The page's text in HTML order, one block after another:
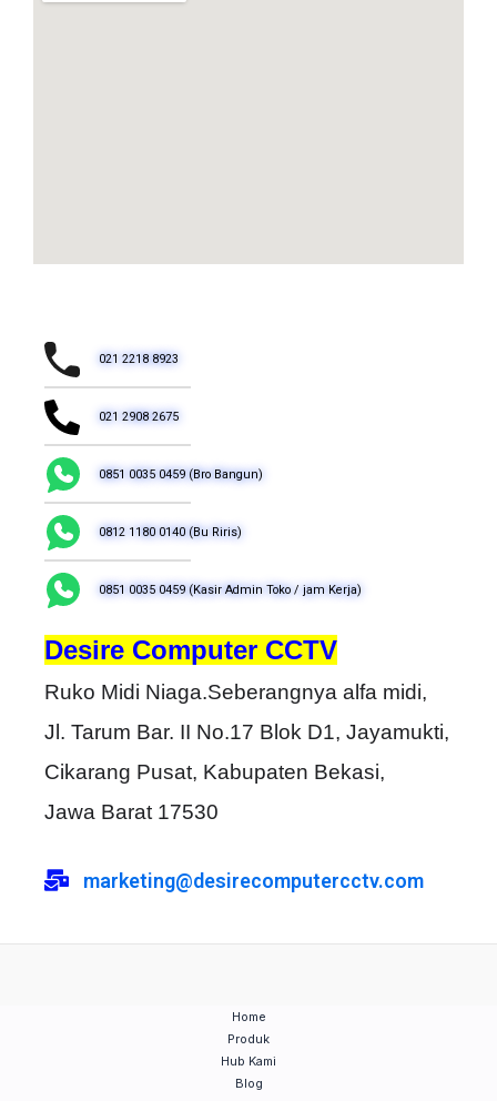
021 2218 8923
021 2908 2675
0851 0035 0459 (Bro Bangun)
0812 1180 0140 (Bu Riris)
0851 0035 0459 (Kasir Admin Toko / jam Kerja)
Desire Computer CCTV
Ruko Midi Niaga.Seberangnya alfa midi,
Jl. Tarum Bar. II No.17 Blok D1, Jayamukti,
Cikarang Pusat, Kabupaten Bekasi,
Jawa Barat 17530
marketing@desirecomputercctv.com
Home
Produk
Hub Kami
Blog